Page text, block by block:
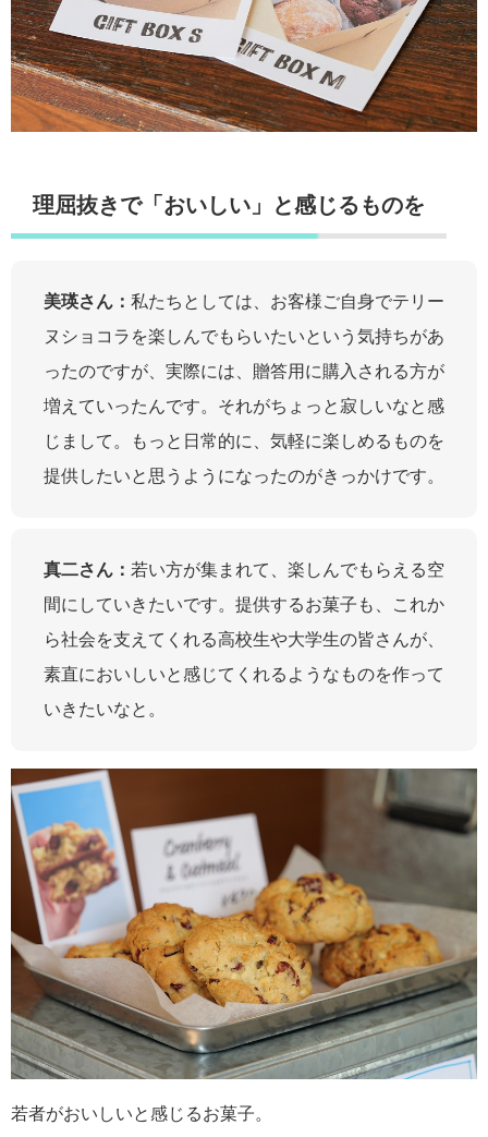
理屈抜きで「おいしい」と感じるものを
美瑛さん： 私たちとしては、お客様ご自身でテリー
ヌショコラを楽しんでもらいたいという気持ちがあ
ったのですが、実際には、贈答用に購入される方が
増えていったんです。それがちょっと寂しいなと感
じまして。もっと日常的に、気軽に楽しめるものを
提供したいと思うようになったのがきっかけです。
真二さん： 若い方が集まれて、楽しんでもらえる空
間にしていきたいです。提供するお菓子も、これか
ら社会を支えてくれる高校生や大学生の皆さんが、
素直においしいと感じてくれるようなものを作って
いきたいなと。
若者がおいしいと感じるお菓子。